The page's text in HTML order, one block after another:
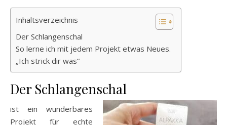
Inhaltsverzeichnis
Der Schlangenschal
So lerne ich mit jedem Projekt etwas Neues.
„Ich strick dir was“
Der Schlangenschal
ist ein wunderbares
Projekt für echte